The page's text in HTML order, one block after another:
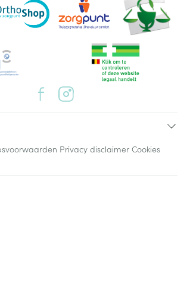
Privacy disclaimer Cookies